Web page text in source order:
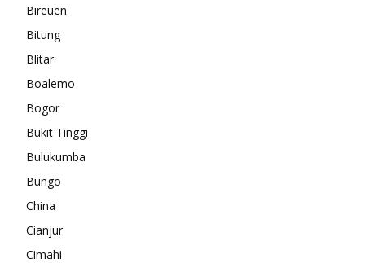
Bireuen
Bitung
Blitar
Boalemo
Bogor
Bukit Tinggi
Bulukumba
Bungo
China
Cianjur
Cimahi